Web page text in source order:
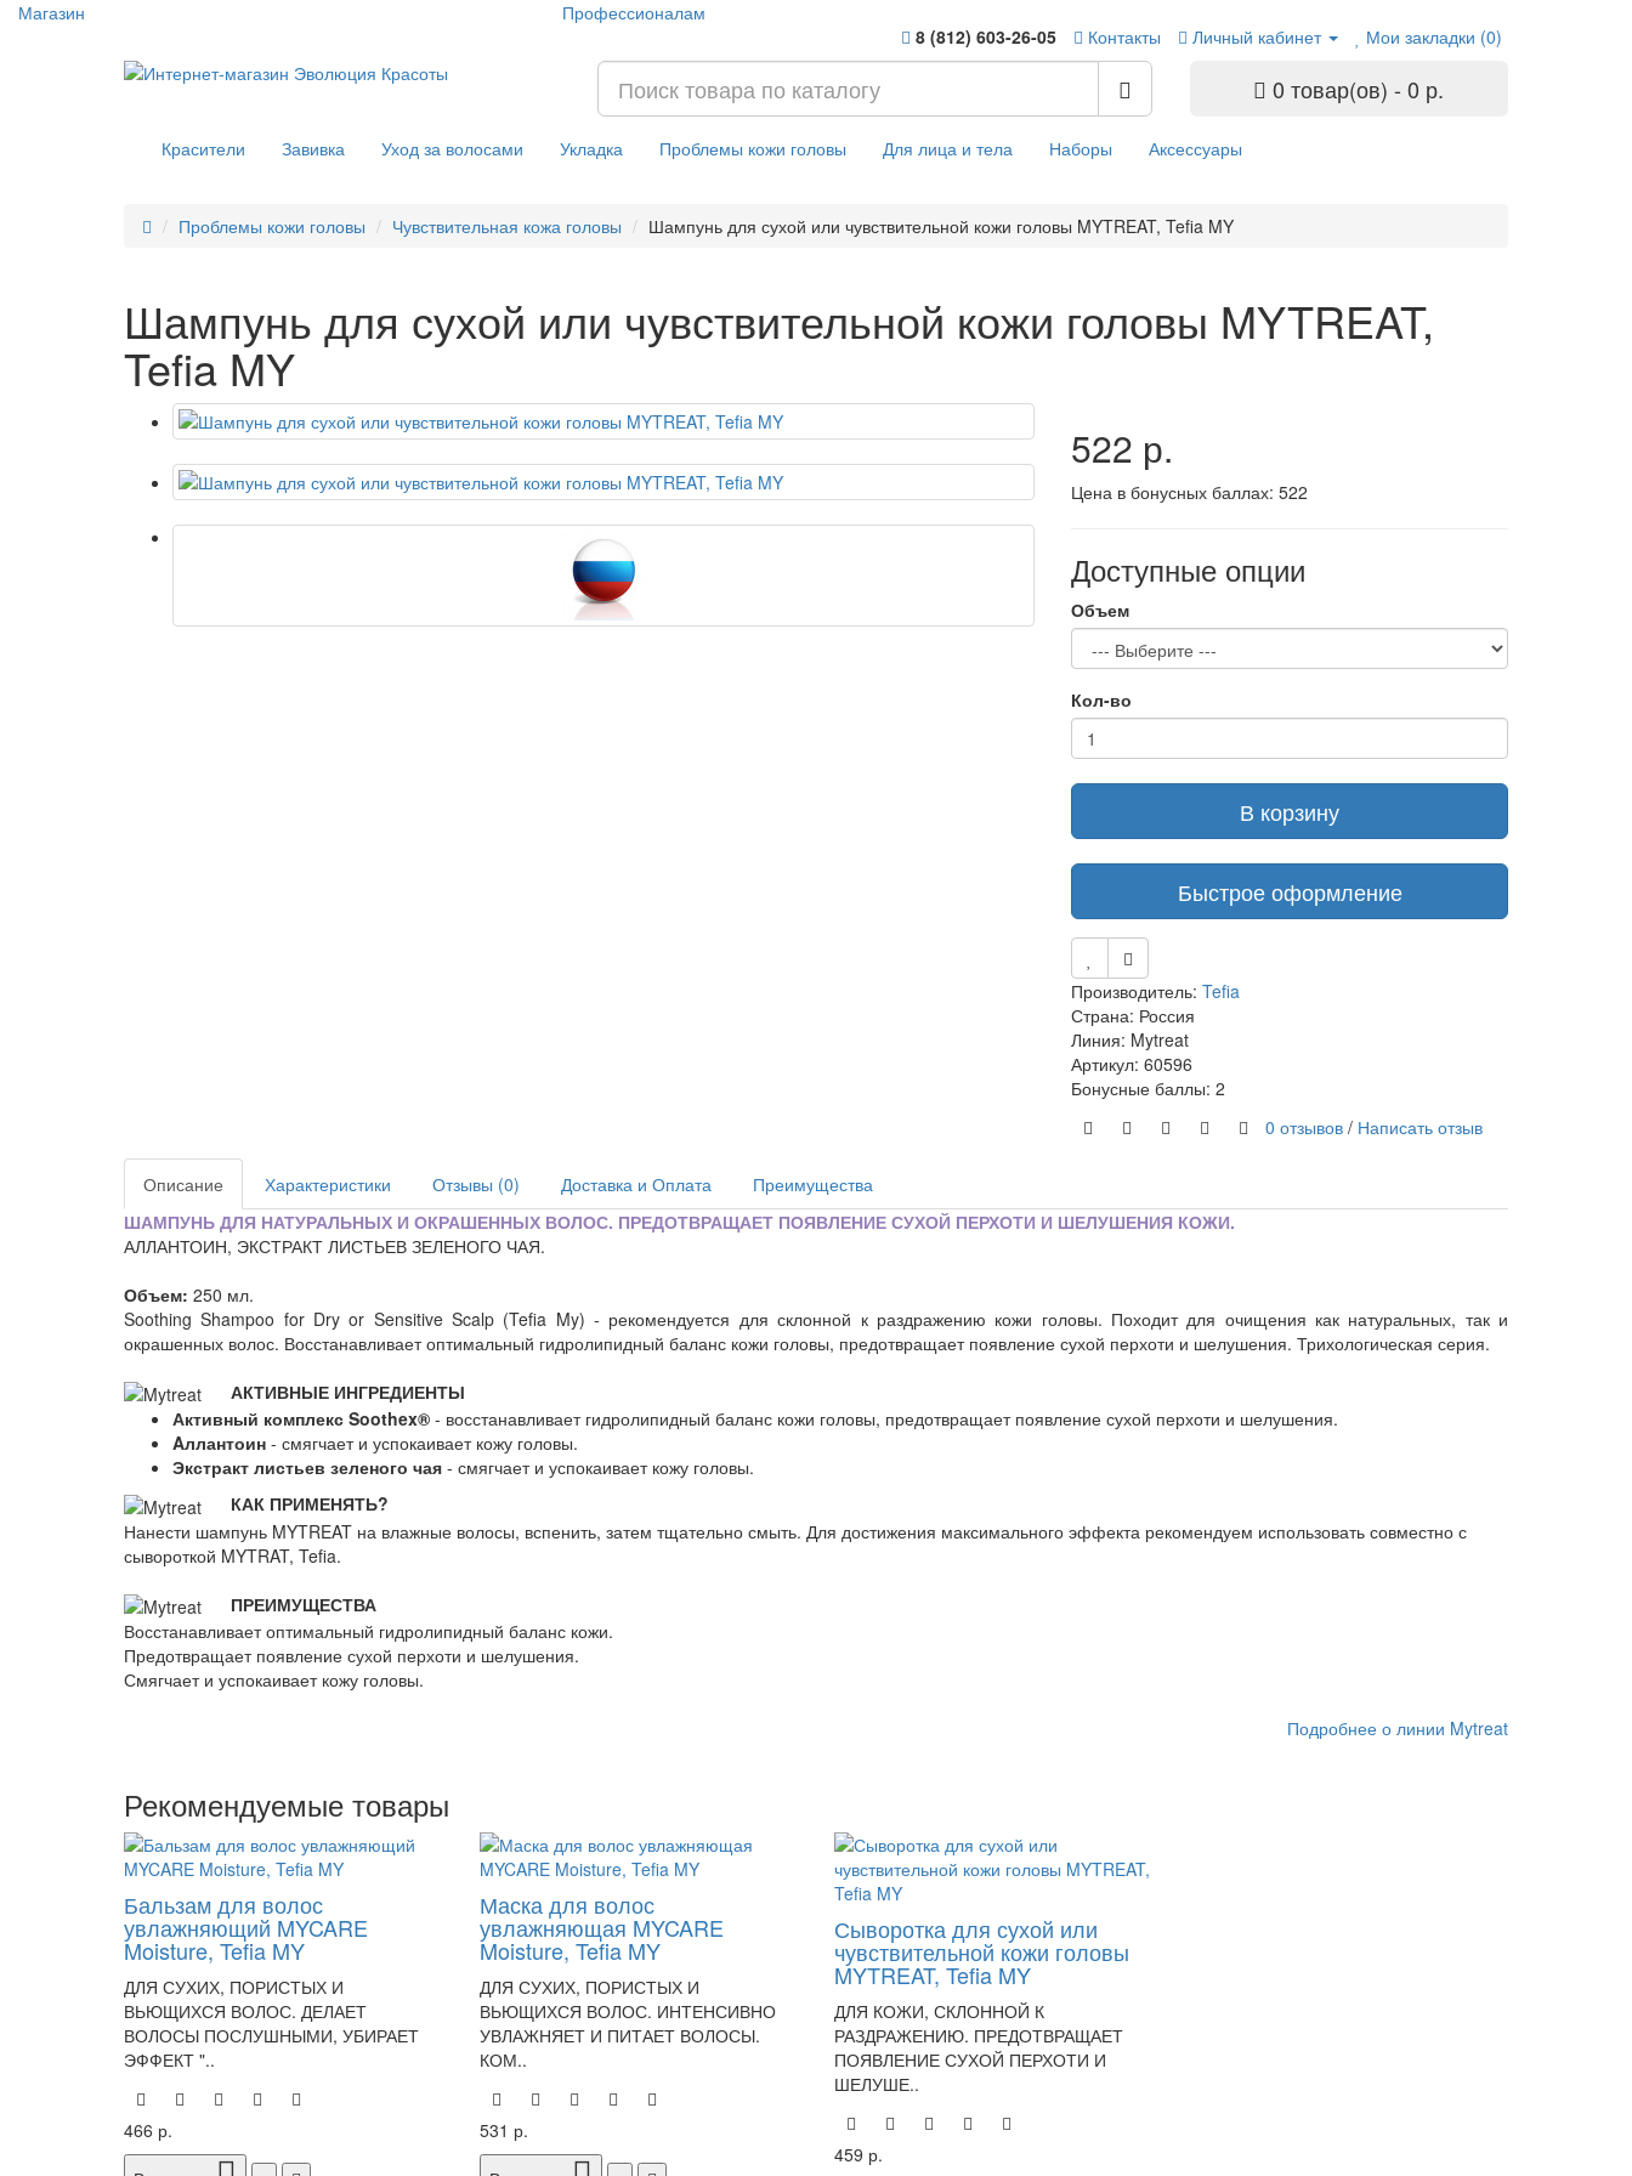
Магазин
Профессионалам
8 (812) 603-26-05
Контакты Личный кабинет Мои закладки (0)
0 товар(ов) - 0 р.
Красители Завивка Уход за волосами Укладка Проблемы кожи головы Для лица и тела Наборы Аксессуары
Проблемы кожи головы Чувствительная кожа головы Шампунь для сухой или чувствительной кожи головы MYTREAT, Tefia MY
Шампунь для сухой или чувствительной кожи головы MYTREAT,
Tefia MY
522 р.
Цена в бонусных баллах: 522
Доступные опции
Объем
Кол-во
В корзину
Быстрое оформление
Производитель: Tefia
Страна: Россия
Линия: Mytreat
Артикул: 60596
Бонусные баллы: 2
0 отзывов / Написать отзыв
Описание Характеристики Отзывы (0) Доставка и Оплата
Преимущества
ШАМПУНЬ ДЛЯ НАТУРАЛЬНЫХ И ОКРАШЕННЫХ ВОЛОС. ПРЕДОТВРАЩАЕТ ПОЯВЛЕНИЕ СУХОЙ ПЕРХОТИ И ШЕЛУШЕНИЯ КОЖИ.
АЛЛАНТОИН, ЭКСТРАКТ ЛИСТЬЕВ ЗЕЛЕНОГО ЧАЯ.
Объем: 250 мл.
Soothing Shampoo for Dry or Sensitive Scalp (Tefia My) - рекомендуется для склонной к раздражению кожи головы. Походит для очищения как натуральных, так и
окрашенных волос. Восстанавливает оптимальный гидролипидный баланс кожи головы, предотвращает появление сухой перхоти и шелушения. Трихологическая серия.
АКТИВНЫЕ ИНГРЕДИЕНТЫ
Активный комплекс Soothex® - восстанавливает гидролипидный баланс кожи головы, предотвращает появление сухой перхоти и шелушения.
Aллантоин - смягчает и успокаивает кожу головы.
Экстракт листьев зеленого чая - смягчает и успокаивает кожу головы.
КАК ПРИМЕНЯТЬ?
Нанести шампунь MYTREAT на влажные волосы, вспенить, затем тщательно смыть. Для достижения максимального эффекта рекомендуем использовать совместно с
сывороткой MYTRAT, Tefia.
ПРЕИМУЩЕСТВА
Восстанавливает оптимальный гидролипидный баланс кожи.
Предотвращает появление сухой перхоти и шелушения.
Смягчает и успокаивает кожу головы.
Подробнее о линии Mytreat
Рекомендуемые товары
Бальзам для волос
увлажняющий MYCARE
Moisture, Tefia MY
ДЛЯ СУХИХ, ПОРИСТЫХ И
ВЬЮЩИХСЯ ВОЛОС. ДЕЛАЕТ
ВОЛОСЫ ПОСЛУШНЫМИ, УБИРАЕТ
ЭФФЕКТ "..
466 р.
Маска для волос
увлажняющая MYCARE
Moisture, Tefia MY
ДЛЯ СУХИХ, ПОРИСТЫХ И
ВЬЮЩИХСЯ ВОЛОС. ИНТЕНСИВНО
УВЛАЖНЯЕТ И ПИТАЕТ ВОЛОСЫ.
КОМ..
531 р.
Сыворотка для сухой или
чувствительной кожи головы
MYTREAT, Tefia MY
ДЛЯ КОЖИ, СКЛОННОЙ К
РАЗДРАЖЕНИЮ. ПРЕДОТВРАЩАЕТ
ПОЯВЛЕНИЕ СУХОЙ ПЕРХОТИ И
ШЕЛУШЕ..
459 р.